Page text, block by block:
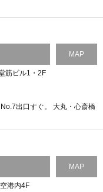
MAP
筋ビル1・2F
出口すぐ。 大丸・心斎橋
MAP
港内4F